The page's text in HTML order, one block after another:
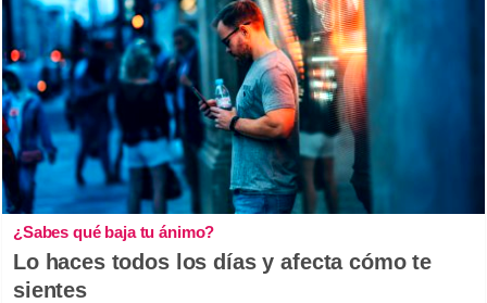
¿Sabes qué baja tu ánimo?
Lo haces todos los días y afecta cómo te
sientes